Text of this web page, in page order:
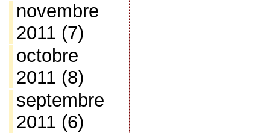
novembre
2011 (7)
octobre
2011 (8)
septembre
2011 (6)